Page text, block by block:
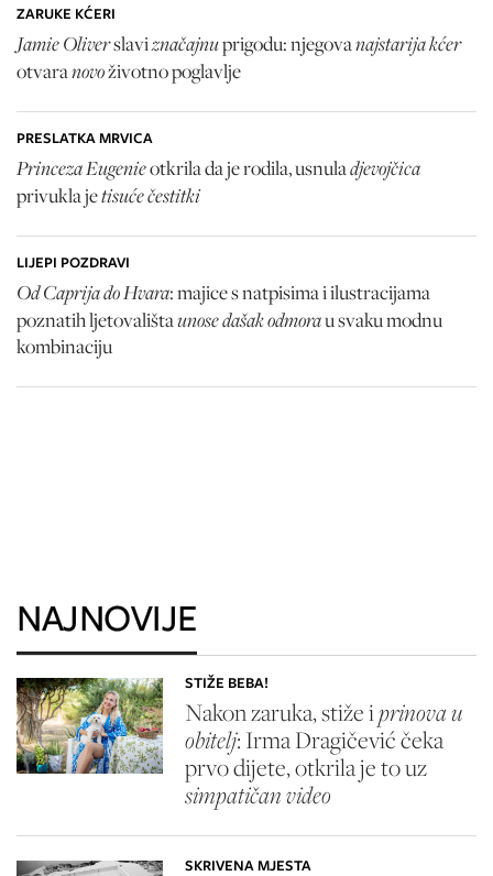
ZARUKE KĆERI
Jamie Oliverslaviznačajnuprigodu: njegovanajstarija kćer
otvaranovoživotno poglavlje
PRESLATKA MRVICA
Princeza Eugenieotkrila da je rodila, usnuladjevojčica
privukla jetisuće čestitki
LIJEPI POZDRAVI
Od Caprija do Hvara: majice s natpisima i ilustracijama
poznatih ljetovalištaunose dašak odmorau svaku modnu
kombinaciju
NAJNOVIJE
STIŽE BEBA!
Nakon zaruka, stiže iprinova u
obitelj: Irma Dragičević čeka
prvo dijete, otkrila je to uz
simpatičan video
SKRIVENA MJESTA